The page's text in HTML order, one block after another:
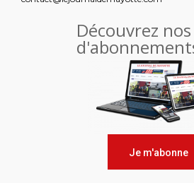
Découvrez
Je m'abonne